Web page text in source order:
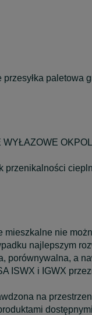
przesyłka paletowa
przenikalności
mieszkalne nie
najlepszym
porównywalna, a
ISWX i IGWX
na